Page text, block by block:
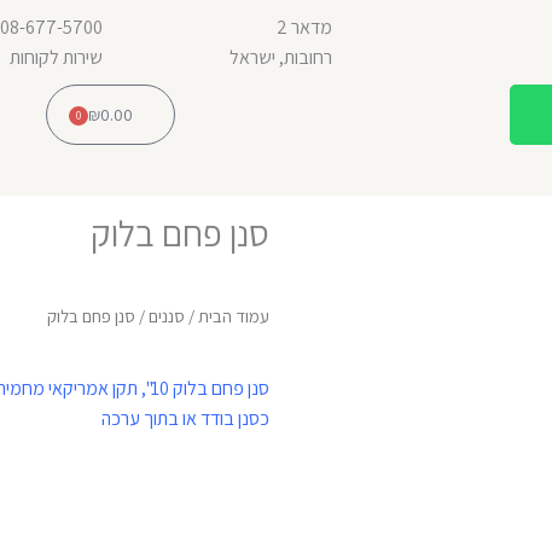
מדאר 2
רחובות, ישראל
08-677-5700
שירות לקוחות
W
a
₪0.00
0
עגלת
קניות
סנן פחם בלוק
עמוד הבית/ סננים / סנן פחם בלוק
כסנן בודד או בתוך ערכה